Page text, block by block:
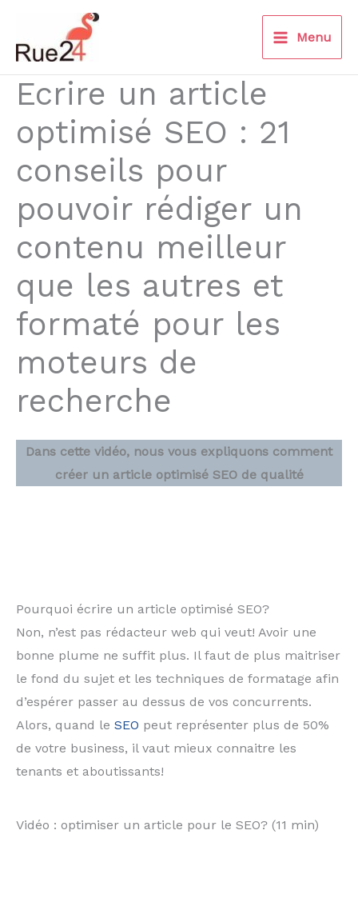
contenu
Menu
Ecrire un article
optimisé SEO : 21
conseils pour
pouvoir rédiger un
contenu meilleur
que les autres et
formaté pour les
moteurs de
recherche
Dans cette vidéo, nous vous expliquons comment
créer un article optimisé SEO de qualité
Pourquoi écrire un article optimisé SEO?
Non, n’est pas rédacteur web qui veut! Avoir une
bonne plume ne suffit plus. Il faut de plus maitriser
le fond du sujet et les techniques de formatage afin
d’espérer passer au dessus de vos concurrents.
Alors, quand le SEO peut représenter plus de 50%
de votre business, il vaut mieux connaitre les
tenants et aboutissants!
Vidéo : optimiser un article pour le SEO? (11 min)